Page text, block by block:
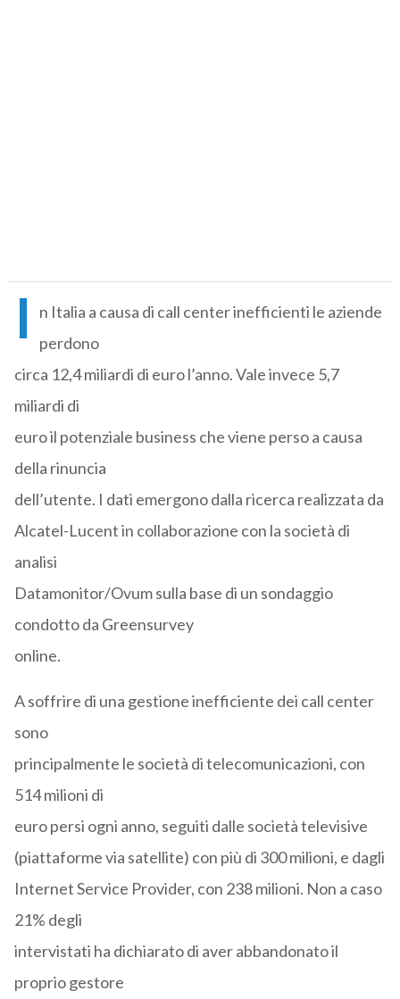
I
n Italia a causa di call center inefficienti le aziende
perdono
circa 12,4 miliardi di euro l’anno. Vale invece 5,7
miliardi di
euro il potenziale business che viene perso a causa
della rinuncia
dell’utente. I dati emergono dalla ricerca realizzata da
Alcatel-Lucent in collaborazione con la società di
analisi
Datamonitor/Ovum sulla base di un sondaggio
condotto da Greensurvey
online.
A soffrire di una gestione inefficiente dei call center
sono
principalmente le società di telecomunicazioni, con
514 milioni di
euro persi ogni anno, seguiti dalle società televisive
(piattaforme via satellite) con più di 300 milioni, e dagli
Internet Service Provider, con 238 milioni. Non a caso
21% degli
intervistati ha dichiarato di aver abbandonato il
proprio gestore